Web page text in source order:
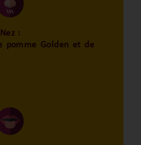
Nez :
pomme Golden et de